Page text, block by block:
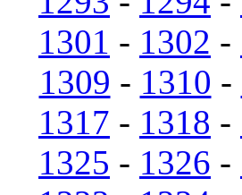
1301 - 1302 -
1309 - 1310 -
1317 - 1318 -
1325 - 1326 -